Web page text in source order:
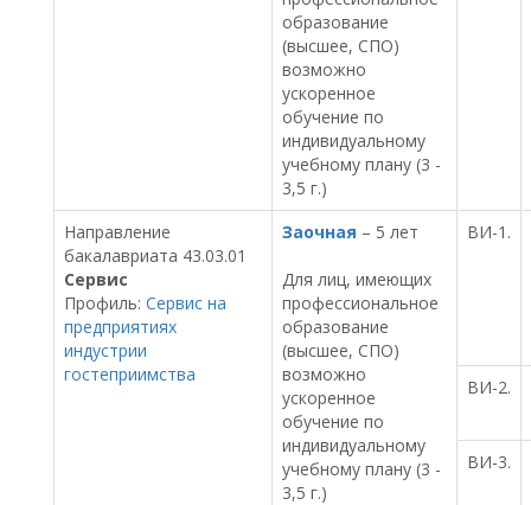
образование
(высшее, СПО)
возможно
ускоренное
обучение по
индивидуальному
учебному плану (3 -
3,5 г.)
Направление
бакалавриата 43.03.01
Сервис
Профиль: Сервис на
предприятиях
индустрии
гостеприимства
Заочная – 5 лет
Для лиц, имеющих
профессиональное
образование
(высшее, СПО)
возможно
ускоренное
обучение по
индивидуальному
учебному плану (3 -
3,5 г.)
ВИ-1.
ВИ-2.
ВИ-3.